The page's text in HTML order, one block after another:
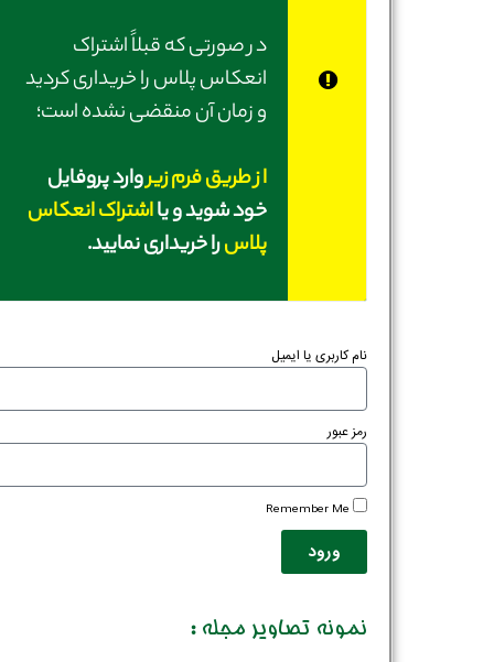
در صورتی‌ که قبلاً اشتراک
انعکاس پلاس را خریداری کردید
و زمان آن منقضی نشده است؛
از طریق فرم زیروارد پروفایل
خود شوید و یااشتراک انعکاس
پلاسرا خریداری نمایید.
نام کاربری یا ایمیل
رمز عبور
Remember Me
ورود
نمونه تصاویر مجله :